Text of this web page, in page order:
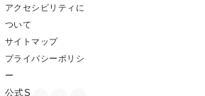
アクセシビリティに
ついて
サイトマップ
プライバシーポリシ
ー
公式S